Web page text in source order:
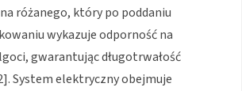
różanego, który po poddaniu
wykazuje odporność na
gwarantując długotrwałość
System elektryczny obejmuje